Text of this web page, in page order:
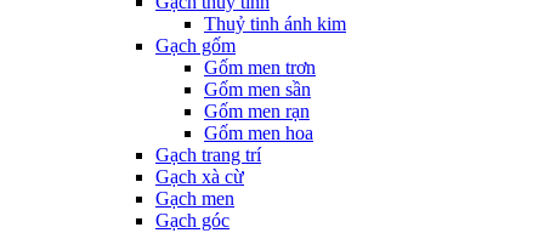
Thuỷ tinh ánh kim
Gạch gốm
Gốm men trơn
Gốm men sần
Gốm men rạn
Gốm men hoa
Gạch trang trí
Gạch xà cừ
Gạch men
Gạch góc